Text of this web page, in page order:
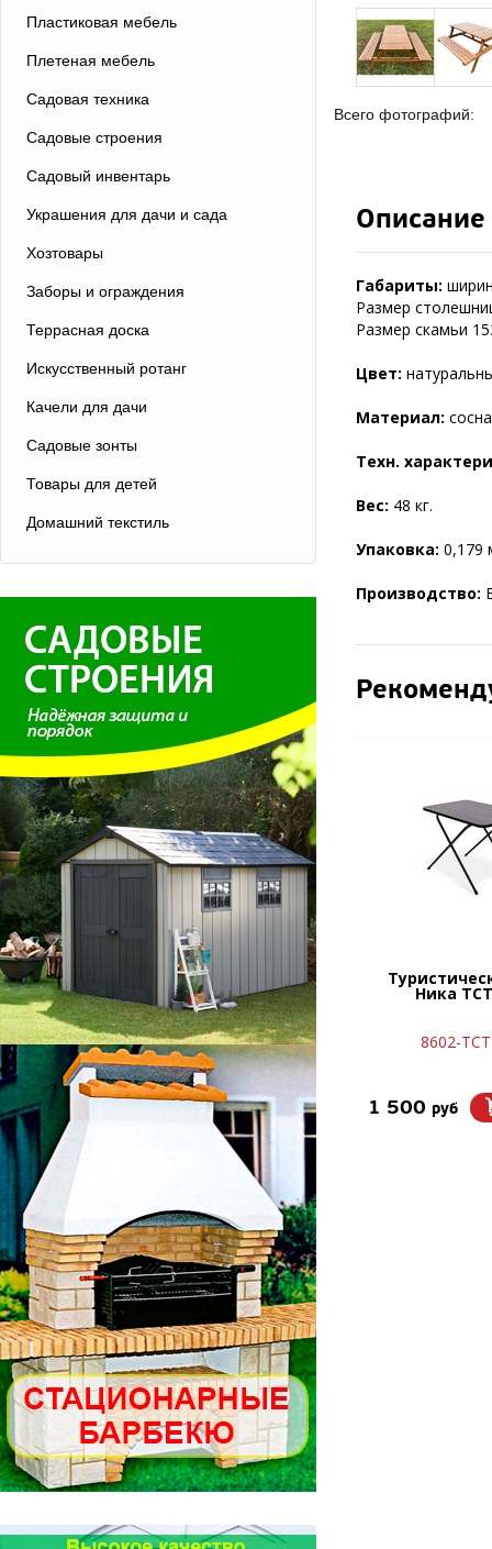
Пластиковая мебель
Плетеная мебель
Садовая техника
Садовые строения
Садовый инвентарь
Украшения для дачи и сада
Хозтовары
Заборы и ограждения
Террасная доска
Искусственный ротанг
Качели для дачи
Садовые зонты
Товары для детей
Домашний текстиль
Всего фотографий:
Описание
Габариты:
Размер
Размер скамьи
Цвет:
Материал:
Техн.
Вес: 48 кг.
Упаковка: 0,179
Производство:
Ника
8602-
1 500 руб